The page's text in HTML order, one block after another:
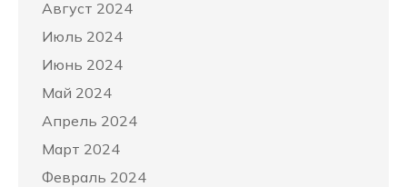
Август 2024
Июль 2024
Июнь 2024
Май 2024
Апрель 2024
Март 2024
Февраль 2024